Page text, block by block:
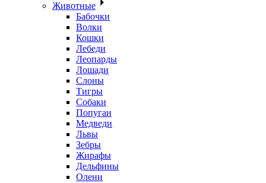
Животные
Бабочки
Волки
Кошки
Лебеди
Леопарды
Лошади
Слоны
Тигры
Собаки
Попугаи
Медведи
Львы
Зебры
Жирафы
Дельфины
Олени